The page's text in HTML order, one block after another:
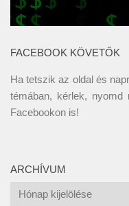
FACEBOOK KÖVETŐK
Ha tetszik az oldal és
témában, kérlek,
Facebookon is!
ARCHÍVUM
Archívum